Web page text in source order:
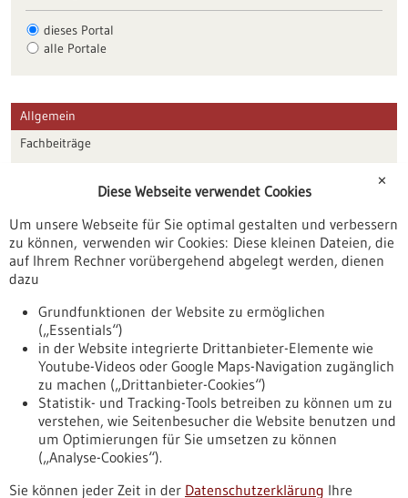
dieses Portal
alle Portale
Allgemein
Fachbeiträge
Veranstaltungen
Erscheinungsdatum
Nach oben
✕
Diese Webseite verwendet Cookies
Um unsere Webseite für Sie optimal gestalten und verbessern
zu können, verwenden wir Cookies: Diese kleinen Dateien, die
auf Ihrem Rechner vorübergehend abgelegt werden, dienen
dazu
Grundfunktionen der Website zu ermöglichen
(„Essentials“)
in der Website integrierte Drittanbieter-Elemente wie
Youtube-Videos oder Google Maps-Navigation zugänglich
zu machen („Drittanbieter-Cookies“)
Statistik- und Tracking-Tools betreiben zu können um zu
verstehen, wie Seitenbesucher die Website benutzen und
um Optimierungen für Sie umsetzen zu können
(„Analyse-Cookies“).
Sie können jeder Zeit in der Datenschutzerklärung Ihre